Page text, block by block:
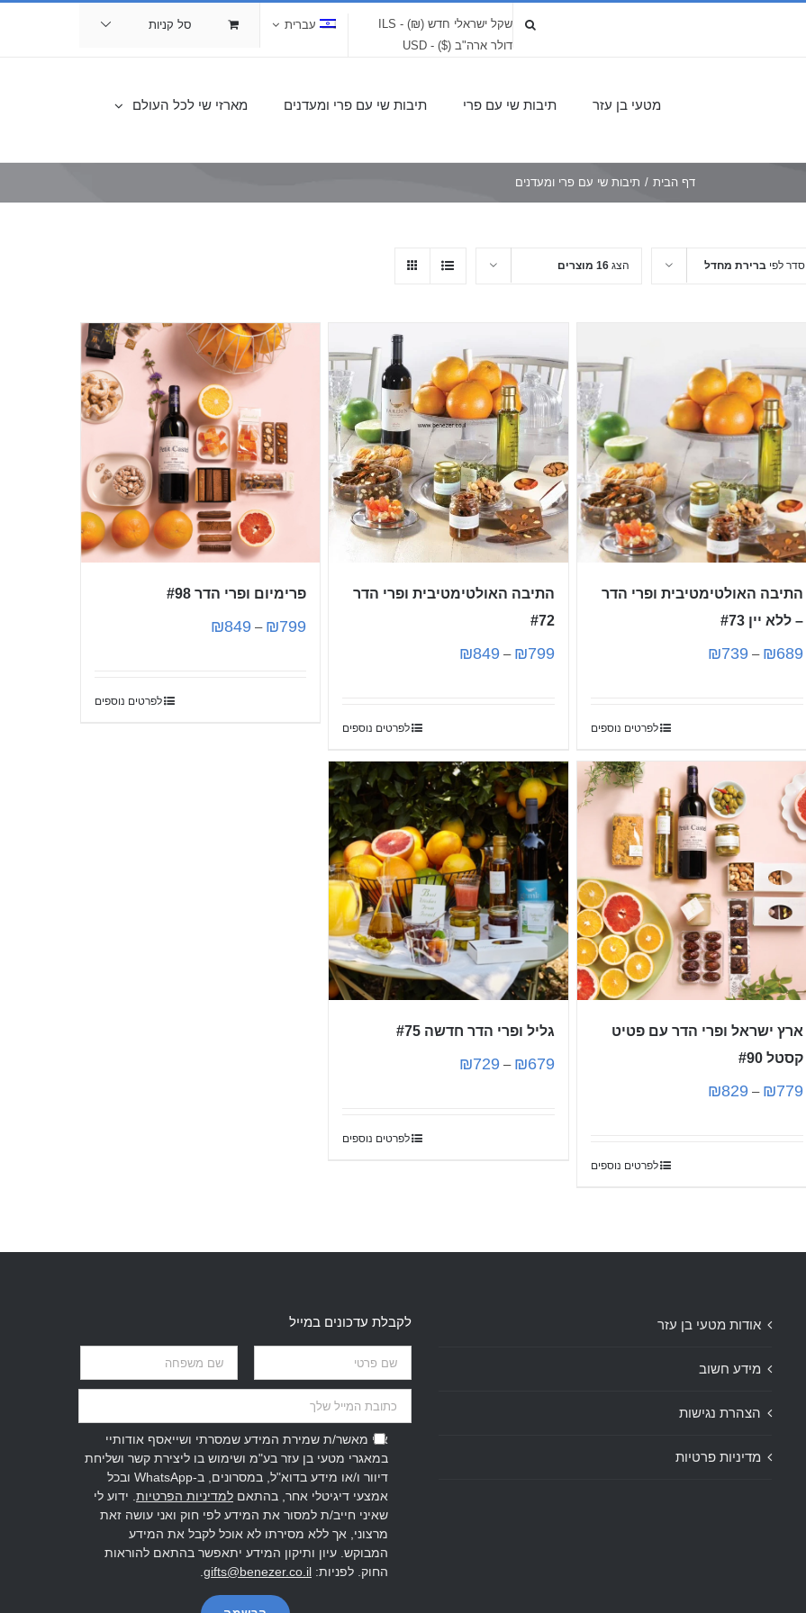
שקל ישראלי חדש (₪) - ILS
דולר ארה"ב ($) - USD
עברית סל קניות
מטעי בן עזר תיבות שי עם פרי תיבות שי עם פרי ומעדנים מארזי שי לכל העולם
דף הבית / תיבות שי עם פרי ומעדנים
סדר לפיברירת מחדל הצג16 מוצרים
התיבה האולטימטיבית ופרי הדר
– ללא יין #73
₪689
–
₪739
לפרטים נוספים
התיבה האולטימטיבית ופרי הדר
#72
₪799
–
₪849
לפרטים נוספים
פרימיום ופרי הדר #98
₪799
–
₪849
לפרטים נוספים
ארץ ישראל ופרי הדר עם פטיט
קסטל #90
₪779
–
₪829
לפרטים נוספים
גליל ופרי הדר חדשה #75
₪679
–
₪729
לפרטים נוספים
אודות מטעי בן עזר
מידע חשוב
הצהרת נגישות
מדיניות פרטיות
לקבלת עדכונים במייל
אני מאשר/ת שמירת המידע שמסרתי ושייאסף אודותיי
במאגרי מטעי בן עזר בע"מ ושימוש בו ליצירת קשר ושליחת
דיוור ו/או מידע בדוא"ל, במסרונים, ב-WhatsApp ובכל
אמצעי דיגיטלי אחר, בהתאם למדיניות הפרטיות. ידוע לי
שאיני חייב/ת למסור את המידע לפי חוק ואני עושה זאת
מרצוני, אך ללא מסירתו לא אוכל לקבל את המידע
המבוקש. עיון ותיקון המידע יתאפשר בהתאם להוראות
החוק. לפניות: gifts@benezer.co.il
.